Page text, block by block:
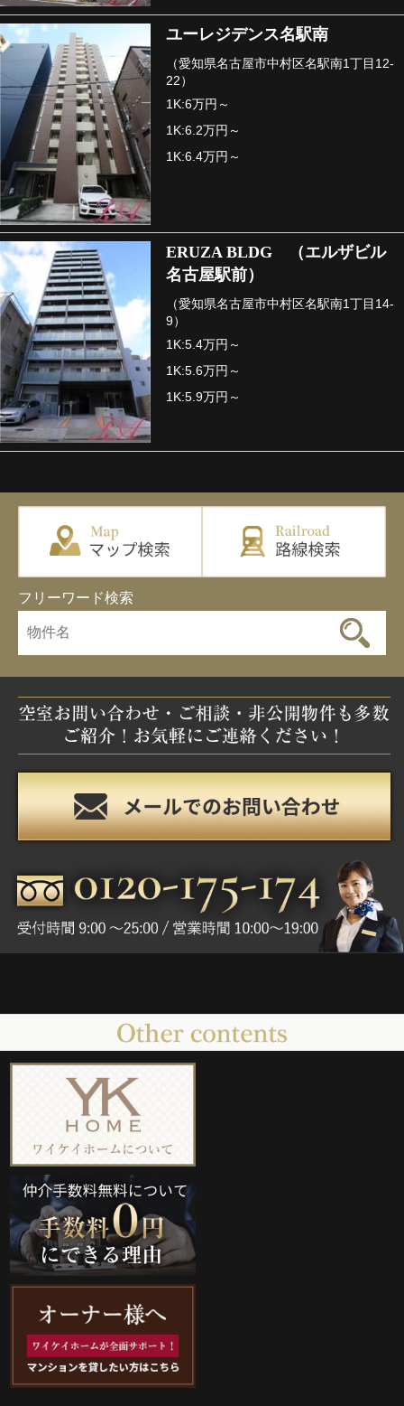
ユーレジデンス名駅南
（愛知県名古屋市中村区名駅南1丁目12-
22）
1K:6万円～
1K:6.2万円～
1K:6.4万円～
ERUZA BLDG （エルザビル
名古屋駅前）
（愛知県名古屋市中村区名駅南1丁目14-
9）
1K:5.4万円～
1K:5.6万円～
1K:5.9万円～
フリーワード検索